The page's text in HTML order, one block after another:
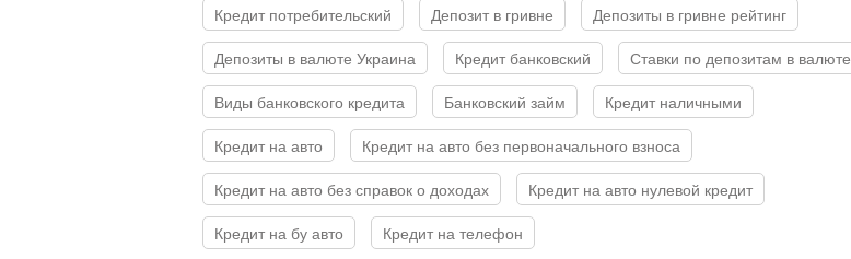
Кредит потребительский Депозит в гривне Депозиты в гривне рейтинг
Депозиты в валюте Украина Кредит банковский Ставки по депозитам в валюте
Виды банковского кредита Банковский займ Кредит наличными
Кредит на авто Кредит на авто без первоначального взноса
Кредит на авто без справок о доходах Кредит на авто нулевой кредит
Кредит на бу авто Кредит на телефон